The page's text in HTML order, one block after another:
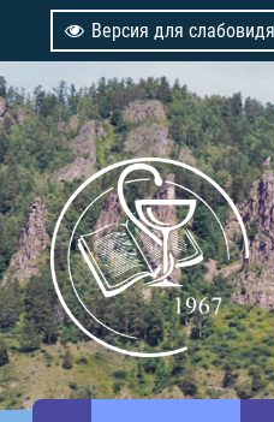
Версия для